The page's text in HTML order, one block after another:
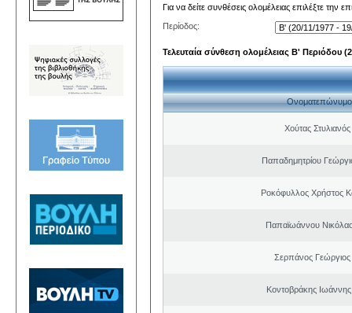
Για να δείτε συνθέσεις ολομέλειας επιλέξτε την
Περίοδος:
Τελευταία σύνθεση ολομέλειας Β' Περιόδου
Ονοματεπώνυμο
Χούτας
Παπαδημητρίου
Ροκόφυλλος Χρήστος
Παπαϊωάννου
Σερπάνος Γεώργιος
Κοντοβράκης